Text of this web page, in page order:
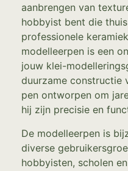
aanbrengen van
hobbyist bent die
professionele
modelleerpen is een
jouw klei-
duurzame constructie
pen ontworpen om
hij zijn precisie en
De modelleerpen is
diverse
hobbyisten, scholen